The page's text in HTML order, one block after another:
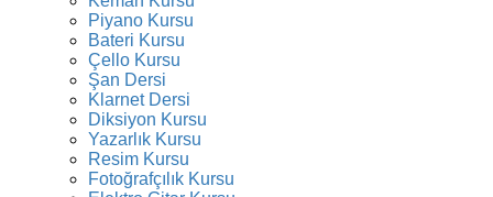
Piyano Kursu
Bateri Kursu
Çello Kursu
Şan Dersi
Klarnet Dersi
Diksiyon Kursu
Yazarlık Kursu
Resim Kursu
Fotoğrafçılık Kursu